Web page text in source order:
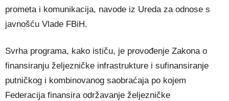
prometa i komunikacija, navode iz Ureda za odnose s
javnošću Vlade FBiH.
Svrha programa, kako ističu, je provođenje Zakona o
finansiranju željezničke infrastrukture i sufinansiranje
putničkog i kombinovanog saobraćaja po kojem
Federacija finansira održavanje željezničke